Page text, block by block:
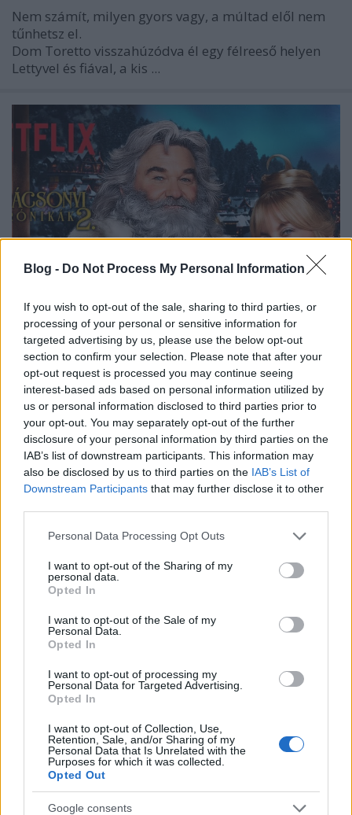
Blog - Do Not Process My Personal Information
If you wish to opt-out of the sale, sharing to third parties, or
processing of your personal or sensitive information for
targeted advertising by us, please use the below opt-out
section to confirm your selection. Please note that after your
opt-out request is processed you may continue seeing
interest-based ads based on personal information utilized by
us or personal information disclosed to third parties prior to
your opt-out. You may separately opt-out of the further
disclosure of your personal information by third parties on the
IAB’s list of downstream participants. This information may
also be disclosed by us to third parties on the IAB’s List of
Downstream Participants that may further disclose it to other
Please note that this website/app uses one or more Google
not limited to your visit or usage behaviour. You may click to
grant or deny consent to Google and its third-party tags to
use your data for below specified purposes in below Google
consent section.
Personal Data Processing Opt Outs
I want to opt-out of the Sharing of my
personal data.
Opted In
I want to opt-out of the Sale of my
Personal Data.
Opted In
I want to opt-out of processing my
Personal Data for Targeted Advertising.
Opted In
I want to opt-out of Collection, Use,
Retention, Sale, and/or Sharing of my
Personal Data that Is Unrelated with the
Purposes for which it was collected.
Opted Out
Google consents
Nem számít, milyen gyors vagy, a múltad elől nem
tűnhetsz el.
Dom Toretto visszahúzódva él egy félreeső helyen
Lettyvel és fiával, a kis ...
Karácsonyi krónikák: Második rész
(The Christmas Chronicles 2) -
szinkronizált + feliratos előzetes +
plakát
dvdnews•2020. október 19.
Két év telt el azóta, hogy Kate (Darby Camp) és Teddy
Volt egyszer egy... Hollywood (Once